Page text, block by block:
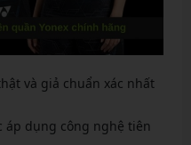
và giả chuẩn xác nhất
áp dụng công nghệ tiên